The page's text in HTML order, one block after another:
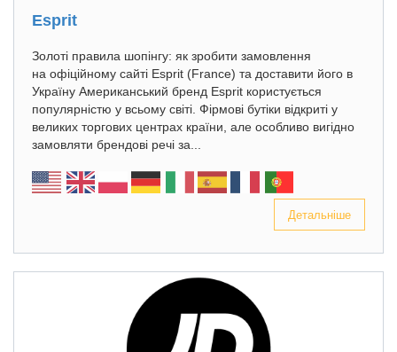
Esprit
Золоті правила шопінгу: як зробити замовлення
на офіційному сайті Esprit (France) та доставити його в
Україну Американський бренд Esprit користується
популярністю у всьому світі. Фірмові бутіки відкриті у
великих торгових центрах країни, але особливо вигідно
замовляти брендові речі за...
Детальніше